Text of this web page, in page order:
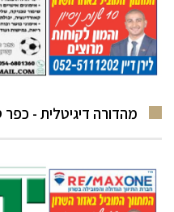
מהדורה דיגיטלית -